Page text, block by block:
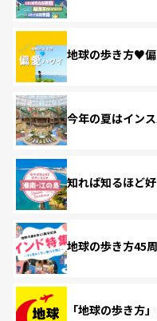
地球の歩き方♥
今年の夏はイン
知れば知るほど
地球の歩き方45
「地球の歩き方